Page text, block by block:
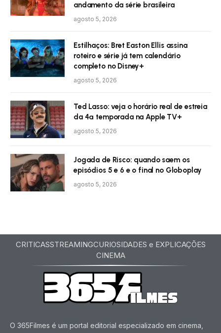
andamento da série brasileira
agosto 5, 2026
Estilhaços: Bret Easton Ellis assina
roteiro e série já tem calendário
completo no Disney+
agosto 5, 2026
Ted Lasso: veja o horário real de estreia
da 4ª temporada na Apple TV+
agosto 5, 2026
Jogada de Risco: quando saem os
episódios 5 e 6 e o final no Globoplay
agosto 5, 2026
CRITICASSTREAMINGCURIOSIDADES e EXPLICAÇÕES
CINEMA
O 365Filmes é um portal editorial especializado em cinema,